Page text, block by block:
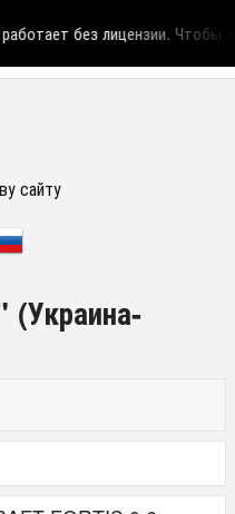
без лицензии.Чтобы
сайту